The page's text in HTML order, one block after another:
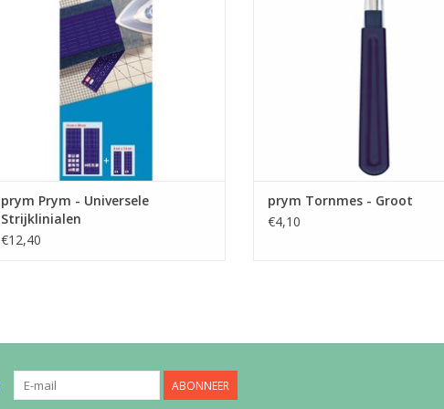
prym Prym - Universele
Strijklinialen
€12,40
prym Tornmes - Groot
€4,10
ABONNEER